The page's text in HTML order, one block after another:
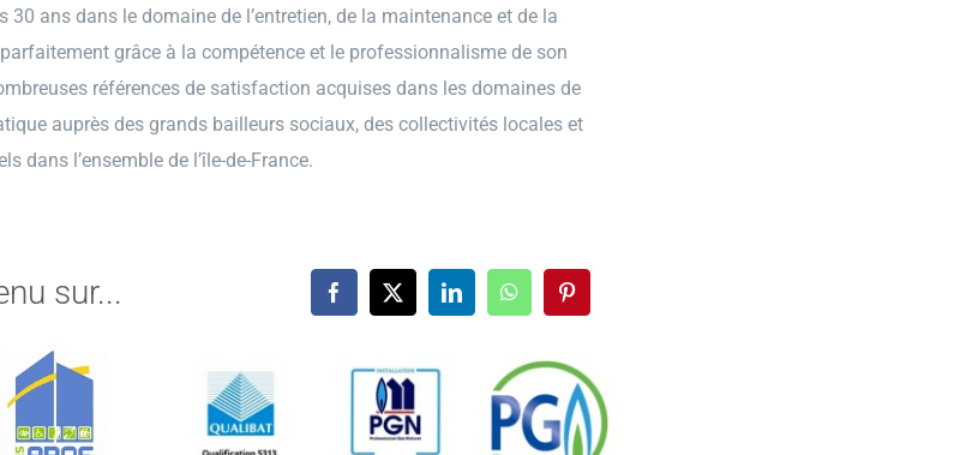
30 ans dans le domaine de l’entretien, de la maintenance et de la
grâce à la compétence et le professionnalisme de son
références de satisfaction acquises dans les domaines de
auprès des grands bailleurs sociaux, des collectivités locales et
dans l’ensemble de l’île-de-France.
sur...